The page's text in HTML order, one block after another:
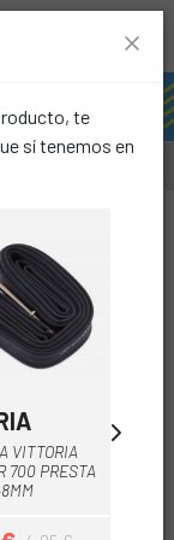
te
sí tenemos en
VITTORIA
700 PRESTA